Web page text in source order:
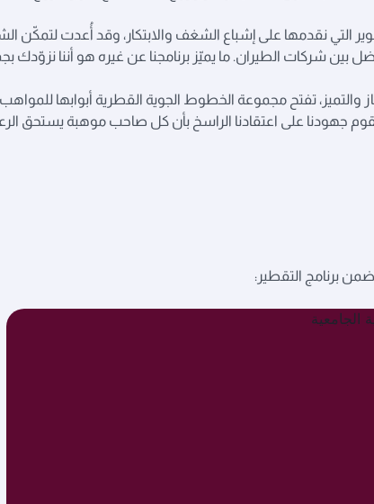
التي نقدمها على إشباع الشغف والابتكار، وقد أُعدت
شركات الطيران. ما يميّز برنامجنا عن غيره هو أننا نزوّدك
والتميز، تفتح مجموعة الخطوط الجوية القطرية أبوابها
جهودنا على اعتقادنا الراسخ بأن كل صاحب موهبة يستحق
ضمن برنامج التقطير: